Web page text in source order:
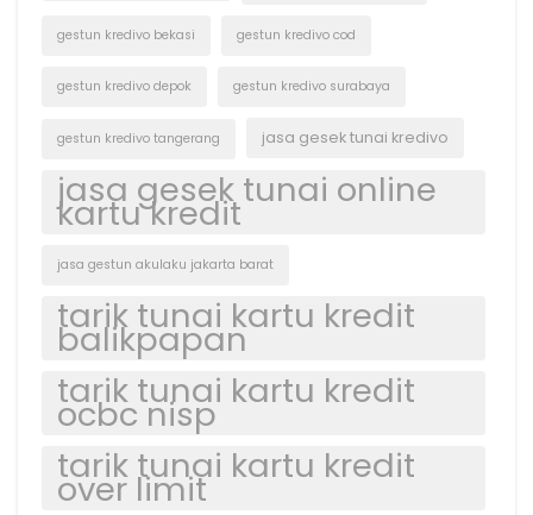
gestun kredivo bekasi gestun kredivo cod
gestun kredivo depok gestun kredivo surabaya
gestun kredivo tangerang jasa gesek tunai kredivo
jasa gesek tunai online
kartu kredit
jasa gestun akulaku jakarta barat
tarik tunai kartu kredit
balikpapan
tarik tunai kartu kredit
ocbc nisp
tarik tunai kartu kredit
over limit